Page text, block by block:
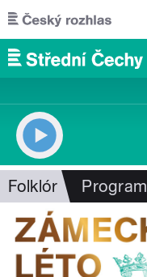
Přejít k hlavnímu obsahu
Folklór Program